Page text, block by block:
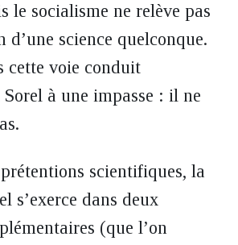
le socialisme ne relève pas
d’une science quelconque.
cette voie conduit
à une impasse : il ne
prétentions scientifiques, la
s’exerce dans deux
(que l’on